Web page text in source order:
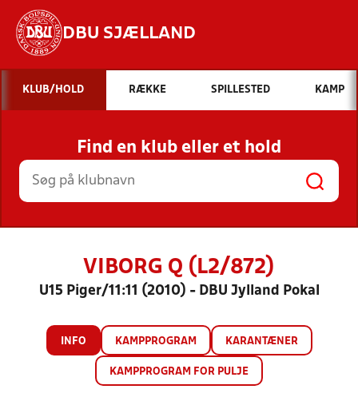
DBU SJÆLLAND
Hvad vil du søge efter?
INDHOLD OG NYHEDER
STILLINGER, RESULTATER, KLUBBER OG
HOLD
KLUB/HOLD RÆKKE SPILLESTED KAMP
Find en klub eller et hold
VIBORG Q (L2/872)
U15 Piger/11:11 (2010) - DBU Jylland Pokal
INFO KAMPPROGRAM KARANTÆNER
KAMPPROGRAM FOR PULJE